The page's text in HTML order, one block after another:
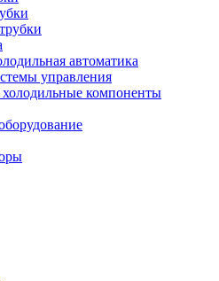
автоматика
управления
компоненты